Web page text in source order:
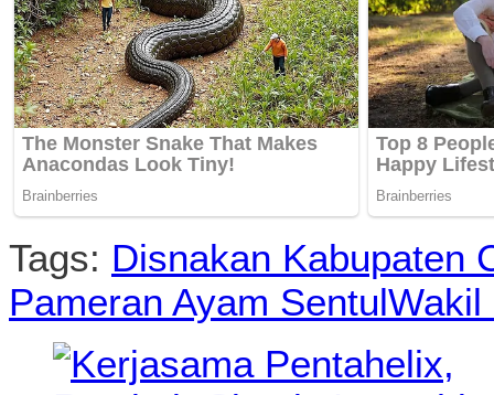
Tags: Disnakan Kabupaten
Pameran Ayam SentulWakil